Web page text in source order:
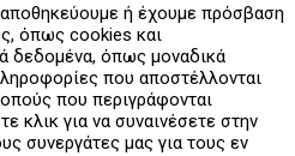
αποθηκεύουμε ή έχουμε πρόσβαση
όπως cookies και
δεδομένα, όπως μοναδικά
που αποστέλλονται
που περιγράφονται
κλικ για να συναινέσετε στην
συνεργάτες μας για τους εν